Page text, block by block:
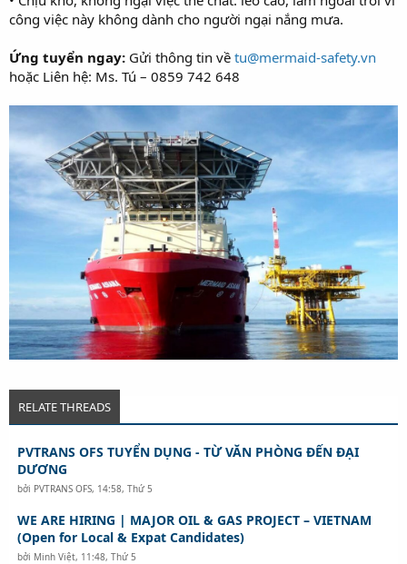
công việc này không dành cho người ngại nắng mưa.
Ứng tuyển ngay: Gửi thông tin về tu@mermaid-safety.vn
hoặc Liên hệ: Ms. Tú – 0859 742 648
RELATE THREADS
PVTRANS OFS TUYỂN DỤNG - TỪ VĂN PHÒNG ĐẾN ĐẠI
DƯƠNG
bởi PVTRANS OFS, 14:58, Thứ 5
WE ARE HIRING | MAJOR OIL & GAS PROJECT – VIETNAM
(Open for Local & Expat Candidates)
bởi Minh Việt, 11:48, Thứ 5